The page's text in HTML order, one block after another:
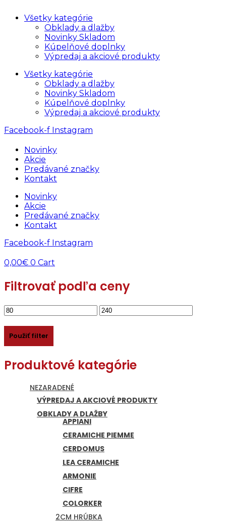
Všetky kategórie
Obklady a dlažby
Novinky Skladom
Kúpelňové doplnky
Výpredaj a akciové produkty
Všetky kategórie
Obklady a dlažby
Novinky Skladom
Kúpelňové doplnky
Výpredaj a akciové produkty
Facebook-f Instagram
Novinky
Akcie
Predávané značky
Kontakt
Novinky
Akcie
Predávané značky
Kontakt
Facebook-f Instagram
0,00€ 0 Cart
Filtrovať podľa ceny
Minimálna
cena
Maximálna
cena
Použiť filter
Produktové kategórie
NEZARADENÉ
VÝPREDAJ A AKCIOVÉ PRODUKTY
OBKLADY A DLAŽBY
APPIANI
CERAMICHE PIEMME
CERDOMUS
LEA CERAMICHE
ARMONIE
CIFRE
COLORKER
2CM HRÚBKA